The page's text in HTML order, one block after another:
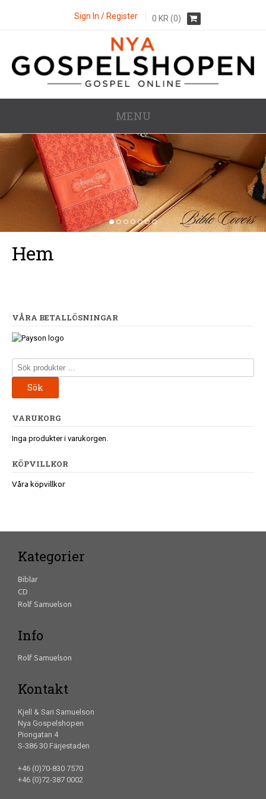
Sign In / Register 0 KR (0)
MENU
1 2 3 4 5 6 7
Hem
VÅRA BETALLÖSNINGAR
Sök
efter:
Sök
VARUKORG
Inga produkter i varukorgen.
KÖPVILLKOR
Våra köpvillkor
Kategorier
Biblar
CD
Rolf Samuelson
Info
Rolf Samuelson
Kontakt
Kjell & Sari Samuelson
Nya Gospelshopen
Piongatan 4
S-386 30 Färjestaden
+46 (0)70-830 7570
+46 (0)72-387 0002